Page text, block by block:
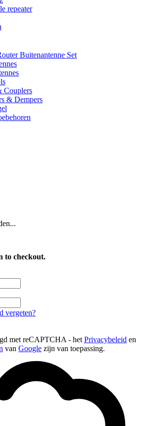
repeater
Buitenantenne Set
Couplers
& Dempers
to checkout.
vergeten?
met reCAPTCHA - het Privacybeleid en
van Google zijn van toepassing.